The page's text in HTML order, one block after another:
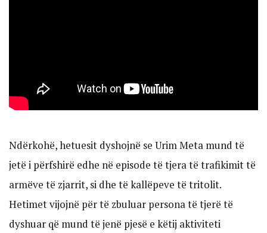
Ndërkohë, hetuesit dyshojnë se Urim Meta mund të
jetë i përfshirë edhe në episode të tjera të trafikimit të
armëve të zjarrit, si dhe të kallëpeve të tritolit.
Hetimet vijojnë për të zbuluar persona të tjerë të
dyshuar që mund të jenë pjesë e këtij aktiviteti